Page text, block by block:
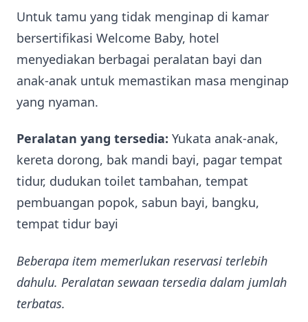
Untuk tamu yang tidak menginap di kamar
bersertifikasi Welcome Baby, hotel
menyediakan berbagai peralatan bayi dan
anak-anak untuk memastikan masa menginap
yang nyaman.
Peralatan yang tersedia: Yukata anak-anak,
kereta dorong, bak mandi bayi, pagar tempat
tidur, dudukan toilet tambahan, tempat
pembuangan popok, sabun bayi, bangku,
tempat tidur bayi
Beberapa item memerlukan reservasi terlebih
dahulu. Peralatan sewaan tersedia dalam jumlah
terbatas.